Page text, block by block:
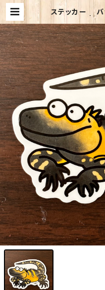
ステッカー バ
ルイグアナ |